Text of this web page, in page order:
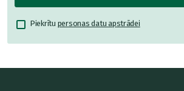
Piekrītu personas datu apstrādei